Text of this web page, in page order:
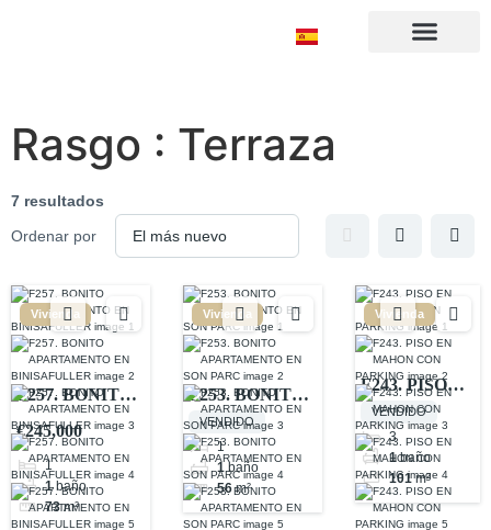
Rasgo : Terraza
7 resultados
Ordenar por
Vivienda
F257. BONITO
APARTAMENTO
EN
BINISAFULLER
€245,000
1
1 baño
73 m²
Vivienda
F253. BONITO
APARTAMENTO
EN SON PARC
VENDIDO
1
1 baño
56 m²
Vivienda
F243. PISO
EN MAHON
CON
PARKING
VENDIDO
3
1 baño
101 m²